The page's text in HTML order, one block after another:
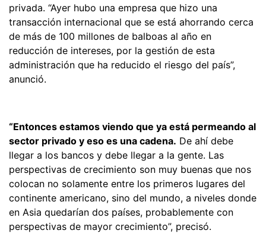
privada. “Ayer hubo una empresa que hizo una
transacción internacional que se está ahorrando cerca
de más de 100 millones de balboas al año en
reducción de intereses, por la gestión de esta
administración que ha reducido el riesgo del país”,
anunció.
“Entonces estamos viendo que ya está permeando al
sector privado y eso es una cadena. De ahí debe
llegar a los bancos y debe llegar a la gente. Las
perspectivas de crecimiento son muy buenas que nos
colocan no solamente entre los primeros lugares del
continente americano, sino del mundo, a niveles donde
en Asia quedarían dos países, probablemente con
perspectivas de mayor crecimiento”, precisó.